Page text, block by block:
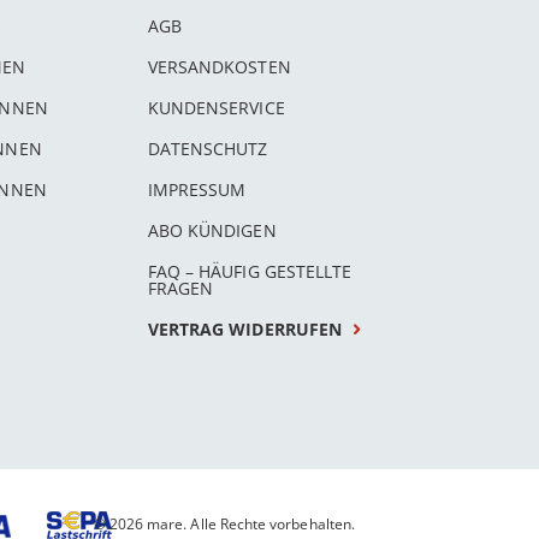
AGB
VERSANDKOSTEN
KUNDENSERVICE
DATENSCHUTZ
IMPRESSUM
ABO KÜNDIGEN
FAQ – HÄUFIG GESTELLTE
FRAGEN
VERTRAG WIDERRUFEN
© 2026 mare. Alle Rechte vorbehalten.